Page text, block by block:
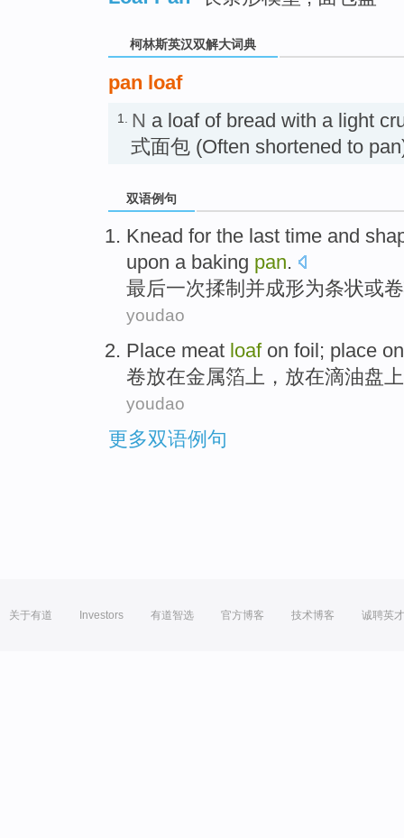
柯林斯英汉双解大词典
pan loaf
1. N a loaf of bread with a light
式面包 (Often shortened to
双语例句
Knead for the last time and
upon a baking pan.
最后一次揉制 并成形为条状或
youdao
Place meat loaf on foil; place
卷放在金属箔上 ， 放在滴油盘上
youdao
更多双语例句
关于有道 Investors 有道智选 官方博客 技术博客 诚聘英才